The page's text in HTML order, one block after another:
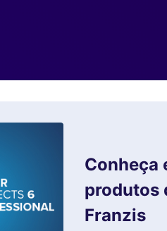
Conheça
produtos
Franzis